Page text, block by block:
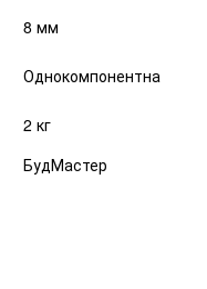
8 мм
Однокомпонентна
2 кг
БудМастер